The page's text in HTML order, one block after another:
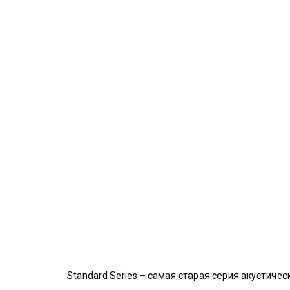
Standard Series – самая старая серия